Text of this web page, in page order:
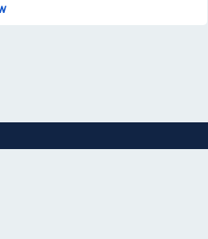
イドル級の子と即ハメできるの